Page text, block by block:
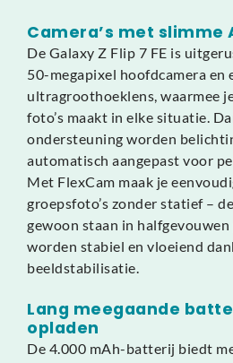
Camera’s met
De Galaxy Z Flip 7 FE is
50-megapixel hoofdcamera en
ultragroothoeklens, waarmee
foto’s maakt in elke situatie.
ondersteuning worden
automatisch aangepast voor
Met FlexCam maak je
groepsfoto’s zonder statief –
gewoon staan in halfgevouwen
worden stabiel en vloeiend
beeldstabilisatie.
Lang meegaande
opladen
De 4.000 mAh-batterij biedt